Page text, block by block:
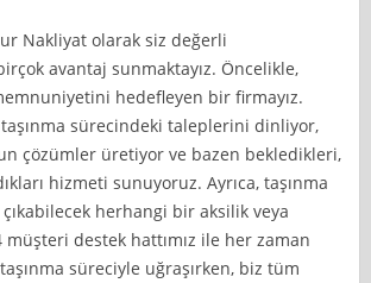
Nakliyat olarak siz değerli
avantaj sunmaktayız. Öncelikle,
hedefleyen bir firmayız.
sürecindeki taleplerini dinliyor,
çözümler üretiyor ve bazen bekledikleri,
hizmeti sunuyoruz. Ayrıca, taşınma
herhangi bir aksilik veya
müşteri destek hattımız ile her zaman
taşınma süreciyle uğraşırken, biz tüm